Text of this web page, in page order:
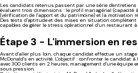
Les candidats retenus passent par une série
évaluent trois dimensions : le profil managérial
(vérification de l'apport et du patrimoine) et la motivation
Des tests d'aptitude et des mises en situation
capables de gérer le stress opérationnel d'un restaurant à
Étape 3 - L'immersion en
Avant d'aller plus loin, chaque candidat effectue un
McDonald's en activité. L'objectif : confronter le candidat
avec 300 clients en 2 heures, management d'une équipe
sous pression.